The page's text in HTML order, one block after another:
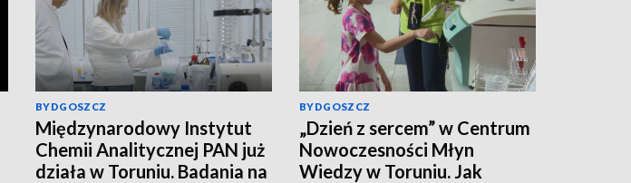
BYDGOSZCZ
Międzynarodowy Instytut
Chemii Analitycznej PAN już
działa w Toruniu. Badania na
BYDGOSZCZ
„Dzień z sercem” w Centrum
Nowoczesności Młyn
Wiedzy w Toruniu. Jak